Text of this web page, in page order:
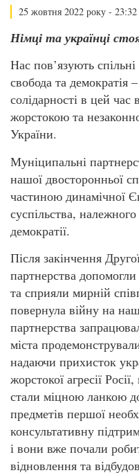
25 жовтня 2022 року - 23:32
Німці та українці
Нас пов’язують
свобода та демократія
солідарності в цей
жорстокою та
України.
Муніципальні
нашої двосторонньої
частиною динамічної
суспільства,
демократії.
Після закінчення
партнерства
та сприяли мирній
повернула війну на
партнерства
міста
надаючи прихисток
жорстокої агресії
стали міцною ланкою
предметів першої
консультативну
і вони вже почали
відновлення та